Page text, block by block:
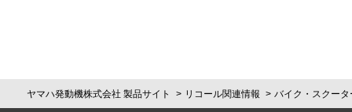
ヤマハ発動機株式会社 製品サイト リコール関連情報 バイク・スクータ